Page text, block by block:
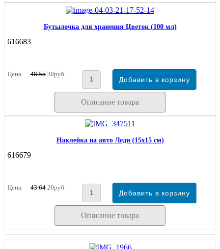
Бутылочка для хранения Цветок (100 мл)
616683
Цена: 48.55 30руб.
Описание товара
Наклейка на авто Леди (15х15 см)
616679
Цена: 43.64 20руб.
Описание товара